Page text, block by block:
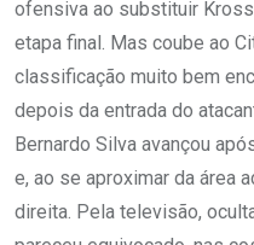
ofensiva ao substituir
etapa final. Mas coube ao
classificação muito bem
depois da entrada do
Bernardo Silva avançou
e, ao se aproximar da área
direita. Pela televisão,